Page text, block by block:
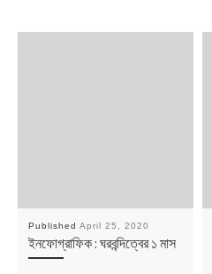
Published April 25, 2020
ইনফোগ্রাফিক : ঘরবন্দিত্বের ১ মাস